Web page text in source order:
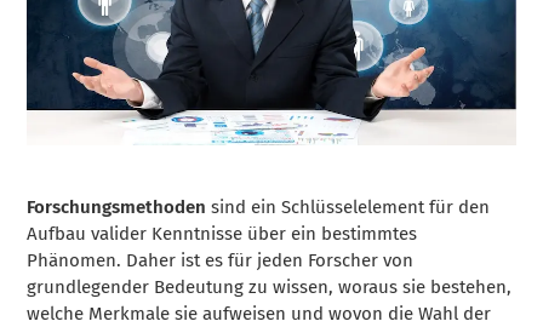
Forschungsmethoden sind ein Schlüsselelement für den
Aufbau valider Kenntnisse über ein bestimmtes
Phänomen. Daher ist es für jeden Forscher von
grundlegender Bedeutung zu wissen, woraus sie bestehen,
welche Merkmale sie aufweisen und wovon die Wahl der